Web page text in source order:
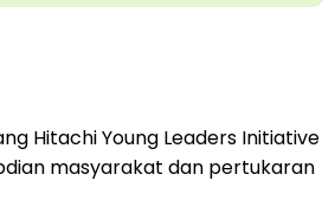
Hitachi Young Leaders Initiative
masyarakat dan pertukaran